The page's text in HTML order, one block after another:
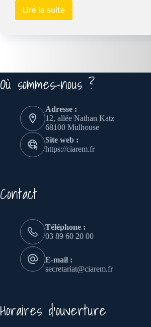
Lire la suite
Action
d’Aiguillage
Où sommes-nous ?
Adresse :
12, allée Nathan Katz
68100 Mulhouse
Site web :
https://ciarem.fr
Contact
Téléphone :
03 89 60 20 00
E-mail :
secretariat@ciarem.fr
Horaires d'ouverture